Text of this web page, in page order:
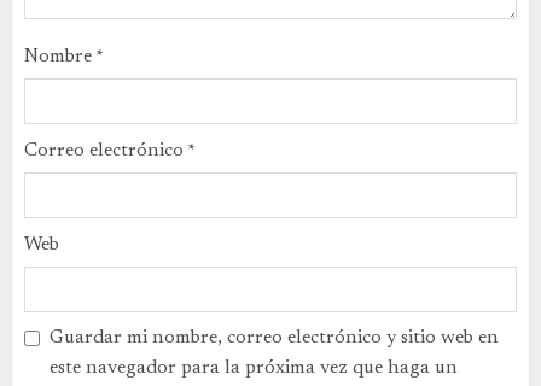
Nombre *
Correo electrónico *
Web
Guardar mi nombre, correo electrónico y sitio web en
este navegador para la próxima vez que haga un